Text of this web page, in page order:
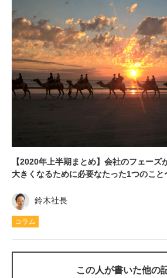
【2020年上半期まとめ】会社のフェーズ
大きくなるために必要なたった1つのこと
鈴木社長
コラム
この人が書いた他の